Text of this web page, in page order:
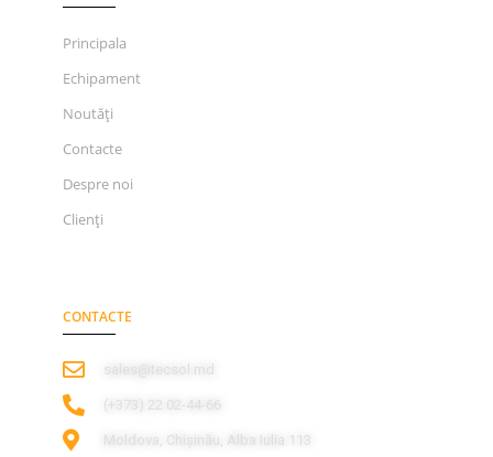
Principala
Echipament
Noutăți
Contacte
Despre noi
Clienți
CONTACTE
sales@tecsol.md
‎(+373) 22 02-44-66
Moldova, Chișinău, Alba Iulia 113